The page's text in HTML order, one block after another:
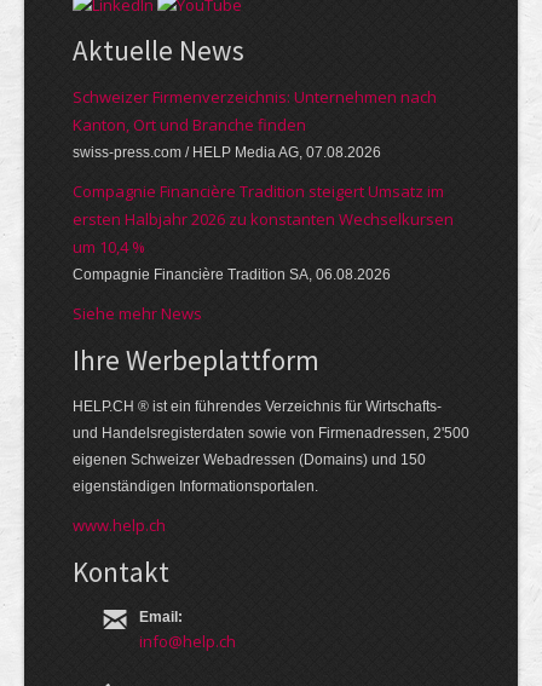
Aktuelle News
Schweizer Firmenverzeichnis: Unternehmen nach
Kanton, Ort und Branche finden
swiss-press.com / HELP Media AG, 07.08.2026
Compagnie Financière Tradition steigert Umsatz im
ersten Halbjahr 2026 zu konstanten Wechselkursen
um 10,4 %
Compagnie Financière Tradition SA, 06.08.2026
Siehe mehr News
Ihre Werbe­platt­form
HELP.CH ® ist ein führendes Ver­zeich­nis für Wirt­schafts-
und Handels­register­daten so­wie von Firmen­adressen, 2'500
eige­nen Schweizer Web­adressen (Domains) und 150
eigen­ständigen Infor­mations­por­talen.
www.help.ch
Kontakt
Email:
info@help.ch